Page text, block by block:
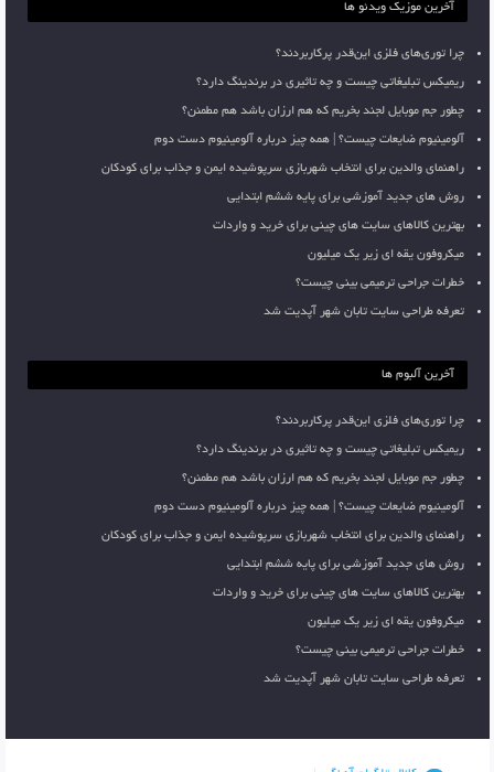
آخرین موزیک ویدئو ها
چرا توری‌های فلزی این‌قدر پرکاربردند؟
ریمیکس تبلیغاتی چیست و چه تاثیری در برندینگ دارد؟
چطور جم موبایل لجند بخریم که هم ارزان باشد هم مطمئن؟
آلومینیوم ضایعات چیست؟ | همه چیز درباره آلومینیوم دست دوم
راهنمای والدین برای انتخاب شهربازی سرپوشیده ایمن و جذاب برای کودکان
روش های جدید آموزشی برای پایه ششم ابتدایی
بهترین کالاهای سایت های چینی برای خرید و واردات
میکروفون یقه ای زیر یک میلیون
خطرات جراحی ترمیمی بینی چیست؟
تعرفه طراحی سایت تابان شهر آپدیت شد
آخرین آلبوم ها
چرا توری‌های فلزی این‌قدر پرکاربردند؟
ریمیکس تبلیغاتی چیست و چه تاثیری در برندینگ دارد؟
چطور جم موبایل لجند بخریم که هم ارزان باشد هم مطمئن؟
آلومینیوم ضایعات چیست؟ | همه چیز درباره آلومینیوم دست دوم
راهنمای والدین برای انتخاب شهربازی سرپوشیده ایمن و جذاب برای کودکان
روش های جدید آموزشی برای پایه ششم ابتدایی
بهترین کالاهای سایت های چینی برای خرید و واردات
میکروفون یقه ای زیر یک میلیون
خطرات جراحی ترمیمی بینی چیست؟
تعرفه طراحی سایت تابان شهر آپدیت شد